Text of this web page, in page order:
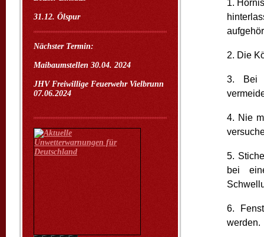
31.12. Ölspur
Nächster Termin:
Maibaumstellen 30.04. 2024
JHV Freiwillige Feuerwehr Vielbrunn
07.06.2024
1.
2. Die
3. Bei
4. Nie
5.
bei
6.
werden.